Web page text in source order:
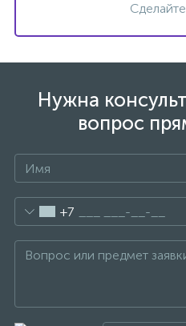
Нужна
вопрос
+7